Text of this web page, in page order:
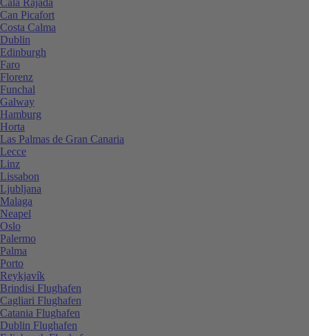
Can Picafort
Costa Calma
Dublin
Edinburgh
Faro
Florenz
Funchal
Galway
Hamburg
Horta
Las Palmas de Gran Canaria
Lecce
Linz
Lissabon
Ljubljana
Malaga
Neapel
Oslo
Palermo
Palma
Porto
Reykjavík
Brindisi Flughafen
Cagliari Flughafen
Catania Flughafen
Dublin Flughafen